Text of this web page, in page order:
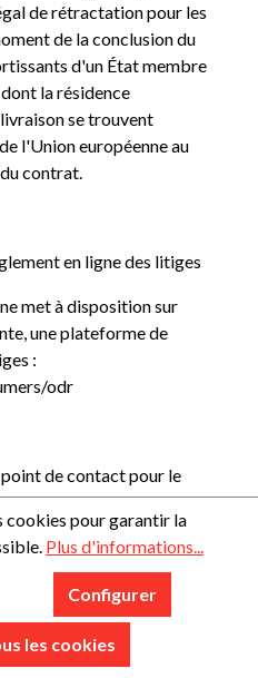
de rétractation pour les
de la conclusion du
d'un État membre
la résidence
se trouvent
l'Union européenne au
contrat.
en ligne des litiges
met à disposition sur
une plateforme de
:
odr
de contact pour le
litiges découlant de
de contrats de services,
est partie. Nous ne
litiges devant un
consommateurs.
cookies pour garantir la
Plus d'informations...
Configurer
les cookies